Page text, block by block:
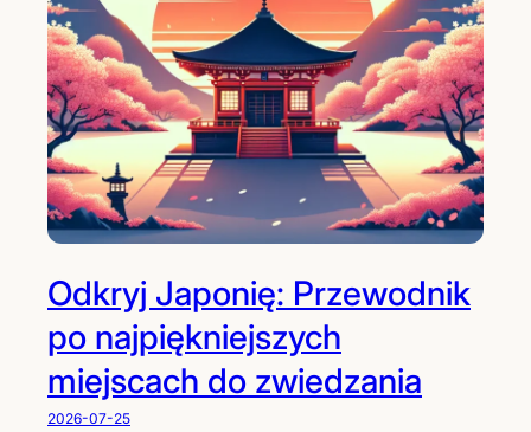
Odkryj Japonię: Przewodnik
po najpiękniejszych
miejscach do zwiedzania
2026-07-25